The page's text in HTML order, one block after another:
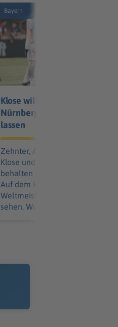
Bayern
Klose will's beim 1. FC
Nürnberg scheppern
lassen
Zehnter, Achter - und nun?
Klose und sein 1. FC Nürnberg
behalten ihr Tabellenziel für
Auf dem Rasen will der
Weltmeister von 2014 aber
sehen. Wohin kann das führen?